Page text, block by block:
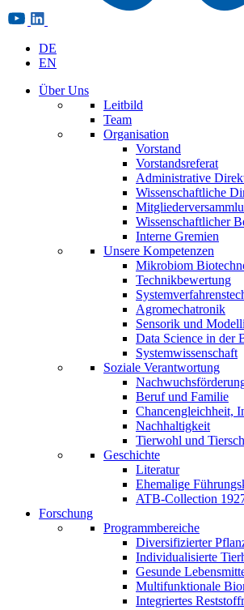
DE
EN
Über Uns
Leitbild
Team
Organisation
Vorstand
Vorstandsreferat
Administrative
Wissenschaftliche
Wissenschaftlicher
Interne Gremien
Unsere Kompetenzen
Mikrobiom
Technikbewertung
Agromechatronik
Sensorik und
Data Science in der
Systemwissenschaft
Soziale Verantwortung
Beruf und Familie
Chancengleichheit,
Nachhaltigkeit
Tierwohl und
Geschichte
Literatur
Ehemalige
ATB-Collection
Forschung
Programmbereiche
Diversifizierter
Individualisierte
Gesunde
Multifunktionale
Integriertes